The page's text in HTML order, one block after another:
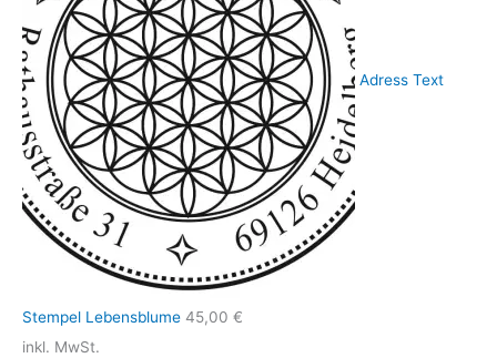
Adress Text
Stempel Lebensblume 45,00 €
inkl. MwSt.